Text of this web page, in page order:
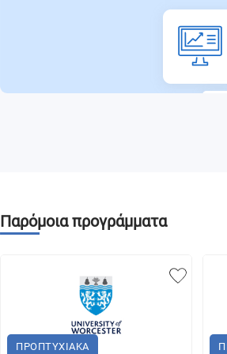
Παρόμοια προγράμματα
ΠΡΟΠΤΥΧΙΑΚΑ